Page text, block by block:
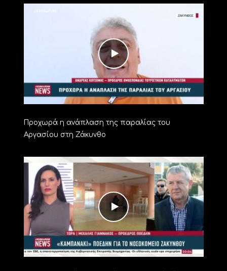
Προχωρά η ανάπλαση της παραλίας του
Αργασίου στη Ζάκυνθο